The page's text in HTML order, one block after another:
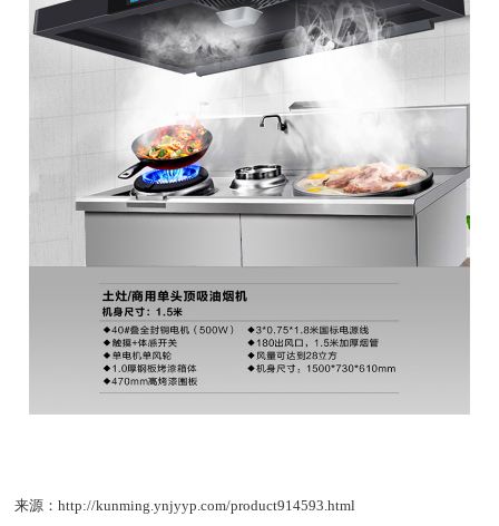
来源：http://kunming.ynjyyp.com/product914593.html